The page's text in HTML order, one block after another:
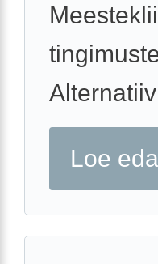
Loe